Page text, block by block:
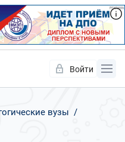
Войти
вузы
Нет